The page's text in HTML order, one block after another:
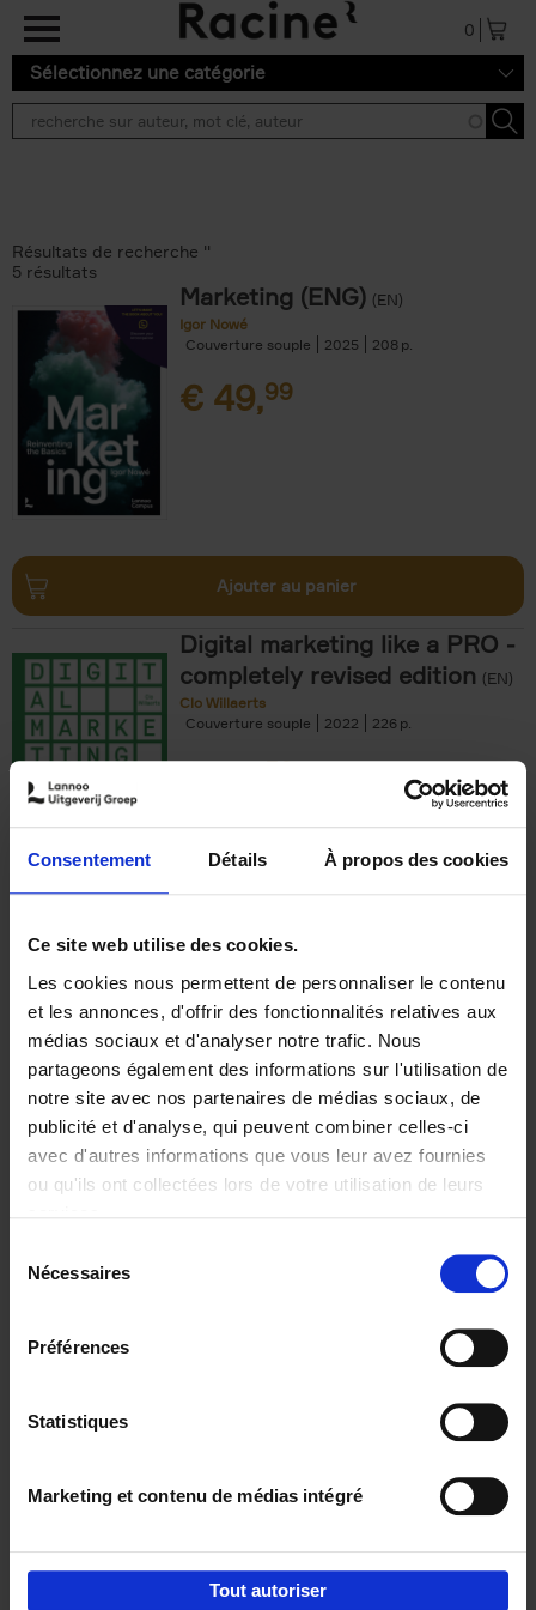
Consentement Détails À propos des cookies
Ce site web utilise des cookies.
Les cookies nous permettent de personnaliser le contenu
et les annonces, d'offrir des fonctionnalités relatives aux
médias sociaux et d'analyser notre trafic. Nous
partageons également des informations sur l'utilisation de
notre site avec nos partenaires de médias sociaux, de
publicité et d'analyse, qui peuvent combiner celles-ci
avec d'autres informations que vous leur avez fournies
ou qu'ils ont collectées lors de votre utilisation de leurs
Nécessaires
Préférences
Statistiques
Marketing et contenu de médias intégré
Tout autoriser
Aller au contenu principal
0
Sélectionnez une catégorie
Résultats de recherche ''
5 résultats
Marketing (ENG) (EN)
Igor Nowé
Couverture souple
2025 208
€ 49,99
Ajouter au panier
Digital marketing like a PRO -
completely revised edition (EN)
Clo Willaerts
Couverture souple
2022 226
€35,50
The Offer You Can't
Refuse
Steven Van Belleghem
Couverture souple
2020 256
€37,50
Building Bonds = Building